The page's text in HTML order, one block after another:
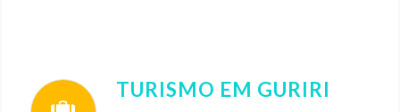
TURISMO EM GURIRI